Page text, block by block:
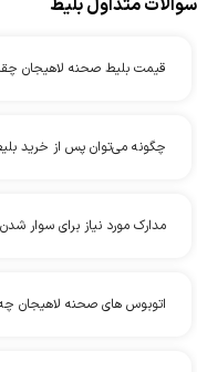
سوالات متداول بلیط
قیمت بلیط صحنه لاهیجان
چگونه می‌توان پس از خرید
مدارک مورد نیاز برای سوار
اتوبوس های صحنه لاهیجان چه